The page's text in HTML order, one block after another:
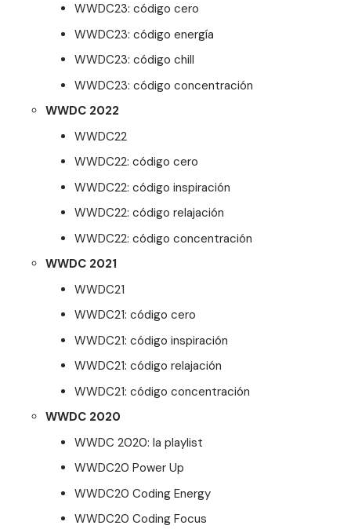
WWDC23: código cero
WWDC23: código energía
WWDC23: código chill
WWDC23: código concentración
WWDC 2022
WWDC22
WWDC22: código cero
WWDC22: código inspiración
WWDC22: código relajación
WWDC22: código concentración
WWDC 2021
WWDC21
WWDC21: código cero
WWDC21: código inspiración
WWDC21: código relajación
WWDC21: código concentración
WWDC 2020
WWDC 2020: la playlist
WWDC20 Power Up
WWDC20 Coding Energy
WWDC20 Coding Focus